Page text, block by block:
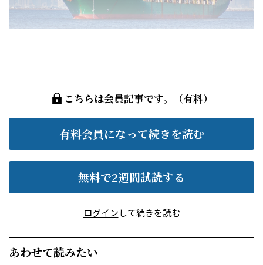
こちらは会員記事です。（有料）
有料会員になって続きを読む
無料で2週間試読する
ログインして続きを読む
あわせて読みたい